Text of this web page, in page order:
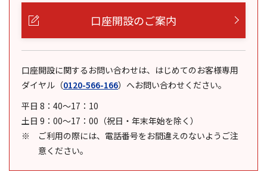
口座開設のご案内
口座開設に関するお問い合わせは、はじめてのお客様専用
ダイヤル （0120-566-166） へお問い合わせください。
平日 8：40～17：10
土日 9：00～17：00（祝日・年末年始を除く）
ご利用の際には、電話番号をお間違えのないようご注
意ください。